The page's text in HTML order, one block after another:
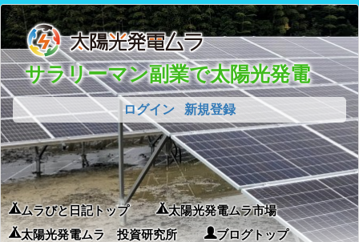
サラリーマン副業で太陽光発電
ログイン 新規登録
ムラびと日記トップ
太陽光発電ムラ市場
太陽光発電ムラ 投資研究所
ブログトップ